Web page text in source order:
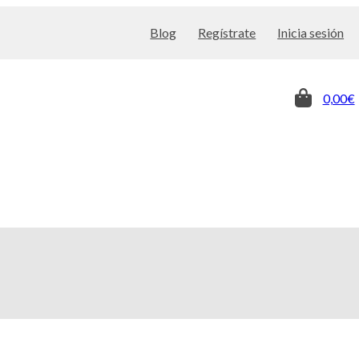
Blog Regístrate Inicia sesión
0,00€